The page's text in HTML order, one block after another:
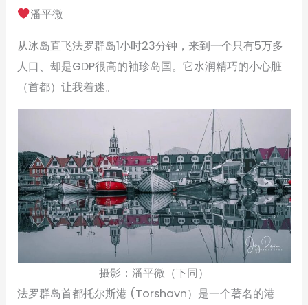
潘平微
从冰岛直飞法罗群岛1小时23分钟，来到一个只有5万多
人口、却是GDP很高的袖珍岛国。它水润精巧的小心脏
（首都）让我着迷。
摄影：潘平微（下同）
法罗群岛首都托尔斯港 (Torshavn）是一个著名的港